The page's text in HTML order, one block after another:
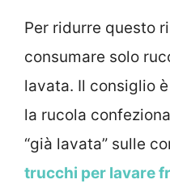
Per ridurre questo
consumare solo
lavata. Il consiglio
la rucola
“già lavata” sulle
trucchi per lavare